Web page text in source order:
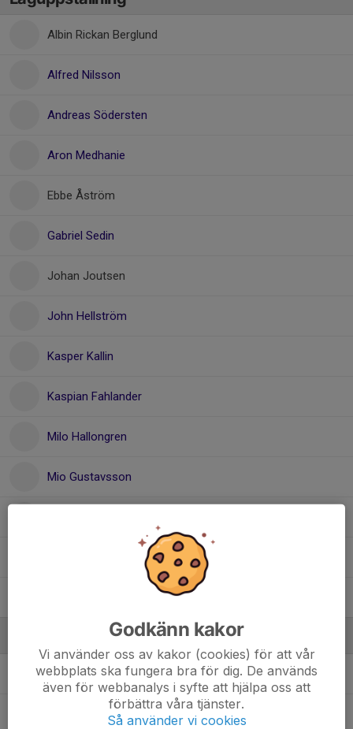
Albin Rickan Berglund
Alfred Nilsson
Andreas Södersten
Aron Medhanie
Ebbe Åström
Gabriel Sedin
Johan Joutsen
John Hellström
Kasper Kallin
Kaspian Fahlander
Milo Hallongren
Mio Gustavsson
Anders NilssonTränare
Jenny Berglund Lagledare
Godkänn kakor
Vi använder oss av kakor (cookies) för att vår
webbplats ska fungera bra för dig. De används
även för webbanalys i syfte att hjälpa oss att
förbättra våra tjänster.
Så använder vi cookies